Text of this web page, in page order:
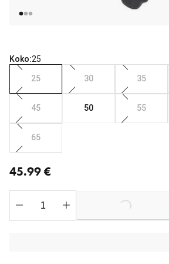
Koko:25
25 30 35
45 50 55
65
45.99 €